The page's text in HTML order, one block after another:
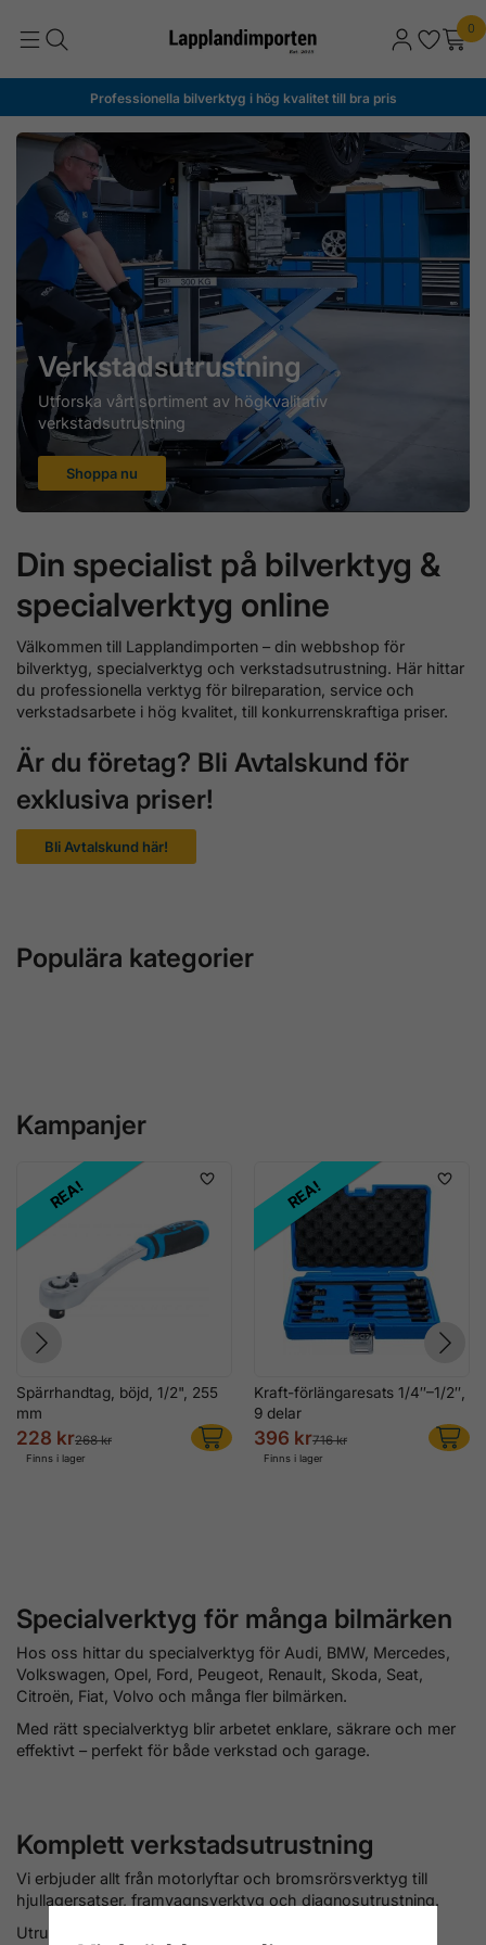
0
Professionella bilverktyg i hög kvalitet till bra pris
Verkstadsutrustning
Utforska vårt sortiment av högkvalitativ
verkstadsutrustning
Shoppa nu
Din specialist på bilverktyg &
specialverktyg online
Välkommen till Lapplandimporten – din webbshop för
bilverktyg, specialverktyg och verkstadsutrustning. Här hittar
du professionella verktyg för bilreparation, service och
verkstadsarbete i hög kvalitet, till konkurrenskraftiga priser.
Är du företag? Bli Avtalskund för
exklusiva priser!
Bli Avtalskund här!
Populära kategorier
Motorverktyg
Kampanjer
REA!
Spärrhandtag, böjd, 1/2", 255
mm
228 kr268 kr
Finns i lager
REA!
Kraft-förlängaresats 1/4″–1/2″,
9 delar
396 kr716 kr
Finns i lager
Specialverktyg för många bilmärken
Hos oss hittar du specialverktyg för Audi, BMW, Mercedes,
Volkswagen, Opel, Ford, Peugeot, Renault, Skoda, Seat,
Citroën, Fiat, Volvo och många fler bilmärken.
Med rätt specialverktyg blir arbetet enklare, säkrare och mer
effektivt – perfekt för både verkstad och garage.
Komplett verkstadsutrustning
Vi erbjuder allt från motorlyftar och bromsrörsverktyg till
hjullagersatser, framvagnsverktyg och diagnosutrustning.
Utrusta din verkstad med rätt verktyg och leverera